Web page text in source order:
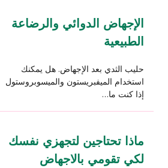
الإجهاض الدوائي والرضاعة
الطبيعية
حليب الثدي بعد الإجهاض. هل يمكنك
استخدام الميفبريستون والميسوبروستول
إذا كنت ما…
ماذا تحتاجين لتجهزي نفسك
لكي تقومي بالاجهاض